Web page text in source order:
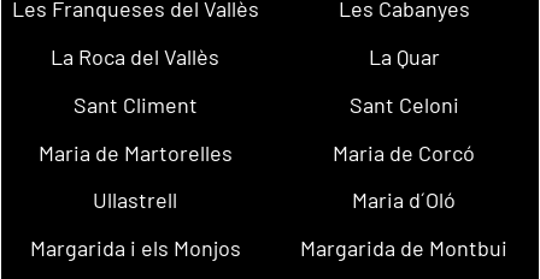
Les Franqueses del Vallès
Les Cabanyes
La Roca del Vallès
La Quar
Sant Climent
Sant Celoni
Maria de Martorelles
Maria de Corcó
Ullastrell
Maria d´Oló
Margarida i els Monjos
Margarida de Montbui